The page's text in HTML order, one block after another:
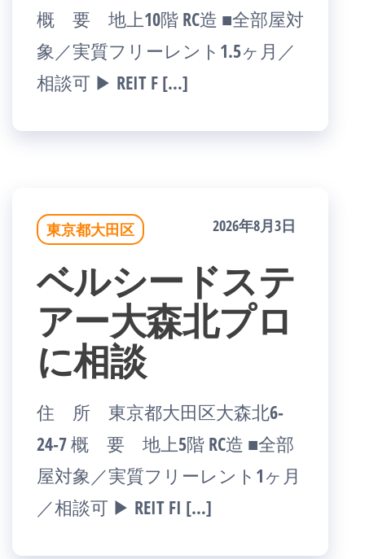
概 要 地上10階 RC造 ■全部屋対
象／実質フリーレント1.5ヶ月／
相談可 ▶ REIT F […]
東京都大田区 2026年8月3日
ベルシードステ
アー大森北プロ
に相談
住 所 東京都大田区大森北6-
24-7 概 要 地上5階 RC造 ■全部
屋対象／実質フリーレント1ヶ月
／相談可 ▶ REIT FI […]